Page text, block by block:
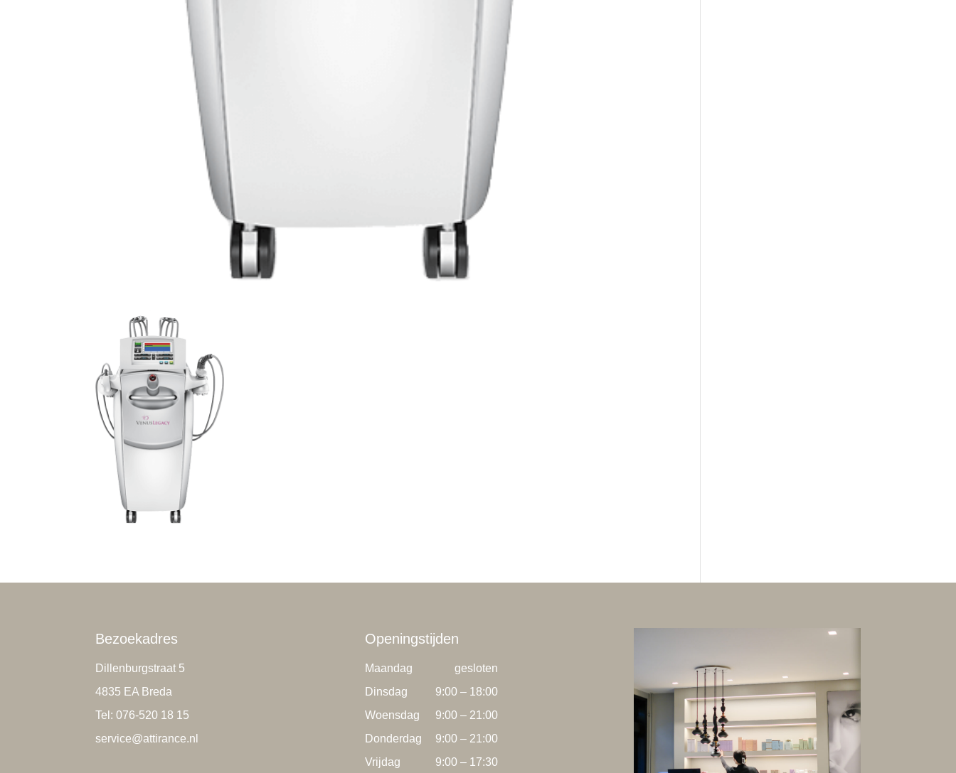
Bezoekadres
Dillenburgstraat 5
4835 EA Breda
Tel: 076-520 18 15
service@attirance.nl
Openingstijden
Maandag
gesloten
Dinsdag
9:00 – 18:00
Woensdag
9:00 – 21:00
Donderdag
9:00 – 21:00
Vrijdag
9:00 – 17:30